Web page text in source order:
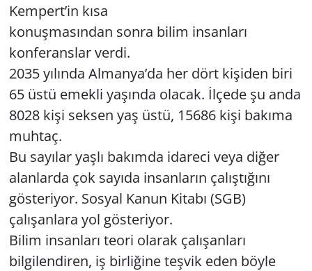
Kempert’in kısa
konuşmasından sonra bilim insanları
konferanslar verdi.
2035 yılında Almanya’da her dört kişiden biri
65 üstü emekli yaşında olacak. İlçede şu anda
8028 kişi seksen yaş üstü, 15686 kişi bakıma
muhtaç.
Bu sayılar yaşlı bakımda idareci veya diğer
alanlarda çok sayıda insanların çalıştığını
gösteriyor. Sosyal Kanun Kitabı (SGB)
çalışanlara yol gösteriyor.
Bilim insanları teori olarak çalışanları
bilgilendiren, iş birliğine teşvik eden böyle
SPOR
Yerel